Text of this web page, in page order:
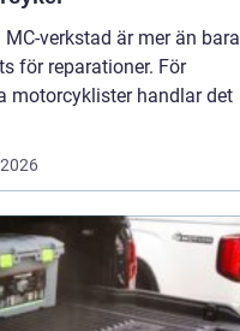
MC-verkstad är mer än bara
för reparationer. För
motorcyklister handlar det